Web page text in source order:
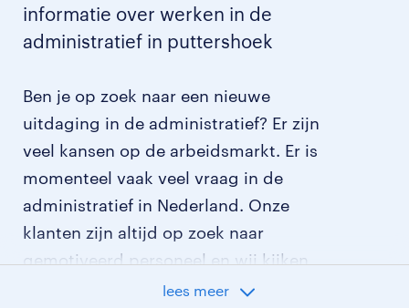
informatie over werken in de
administratief in puttershoek
Ben je op zoek naar een nieuwe
uitdaging in de administratief? Er zijn
veel kansen op de arbeidsmarkt. Er is
momenteel vaak veel vraag in de
administratief in Nederland. Onze
klanten zijn altijd op zoek naar
gemotiveerd personeel en wij kijken
graag samen met je naar de organisatie
lees meer